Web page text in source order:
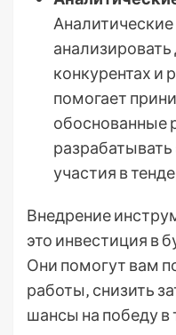
анализировать
конкурентах и
помогает
обоснованные
участия в
Внедрение
это инвестиция в
Они помогут вам
работы‚ снизить
шансы на победу в